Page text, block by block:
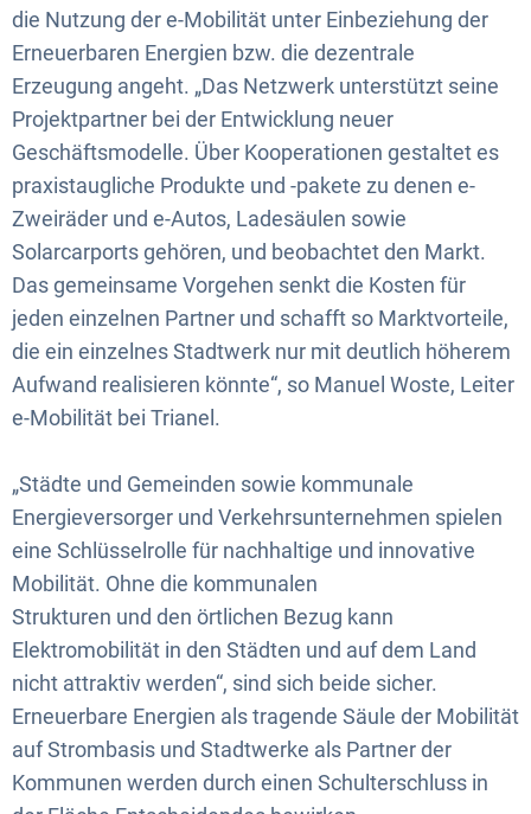
die Nutzung der e-Mobilität unter Einbeziehung der
Erneuerbaren Energien bzw. die dezentrale
Erzeugung angeht. „Das Netzwerk unterstützt seine
Projektpartner bei der Entwicklung neuer
Geschäftsmodelle. Über Kooperationen gestaltet es
praxistaugliche Produkte und -pakete zu denen e-
Zweiräder und e-Autos, Ladesäulen sowie
Solarcarports gehören, und beobachtet den Markt.
Das gemeinsame Vorgehen senkt die Kosten für
jeden einzelnen Partner und schafft so Marktvorteile,
die ein einzelnes Stadtwerk nur mit deutlich höherem
Aufwand realisieren könnte“, so Manuel Woste, Leiter
e-Mobilität bei Trianel.
„Städte und Gemeinden sowie kommunale
Energieversorger und Verkehrsunternehmen spielen
eine Schlüsselrolle für nachhaltige und innovative
Mobilität. Ohne die kommunalen
Strukturen und den örtlichen Bezug kann
Elektromobilität in den Städten und auf dem Land
nicht attraktiv werden“, sind sich beide sicher.
Erneuerbare Energien als tragende Säule der Mobilität
auf Strombasis und Stadtwerke als Partner der
Kommunen werden durch einen Schulterschluss in